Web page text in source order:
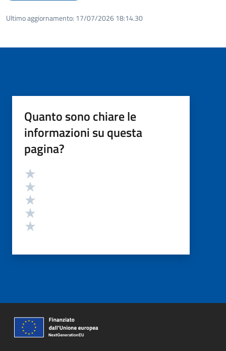
Ultimo aggiornamento: 17/07/2026 18:14.30
Quanto sono chiare le
informazioni su questa
pagina?
Valutazione